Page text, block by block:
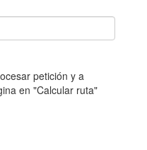
petición y a
en "Calcular ruta"